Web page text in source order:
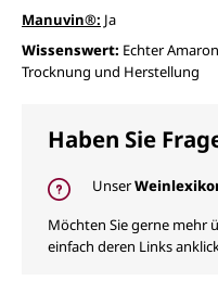
Manuvin®: Ja
Wissenswert: Echter
Trocknung und Herstellung
Haben Sie
Unser
Möchten Sie gerne mehr
einfach deren Links